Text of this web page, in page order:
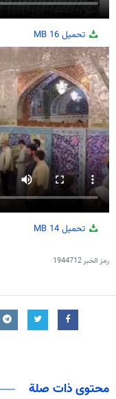
تحميل 16 MB
تحميل 14 MB
رمز الخبر1944712
محتوى ذات صلة